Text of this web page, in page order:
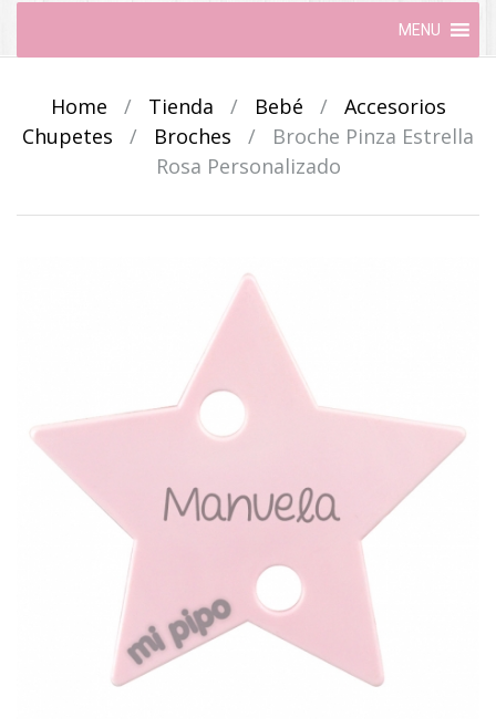
content
MENU
Home / Tienda / Bebé /
Accesorios
Chupetes
/ Broches /
Broche Pinza Estrella
Rosa Personalizado